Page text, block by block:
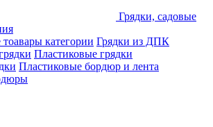
Грядки, садовые
тоавары категории Грядки из ДПК
Пластиковые грядки
Пластиковые бордюр и лента